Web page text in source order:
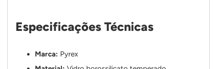
Especificações Técnicas
Marca: Pyrex